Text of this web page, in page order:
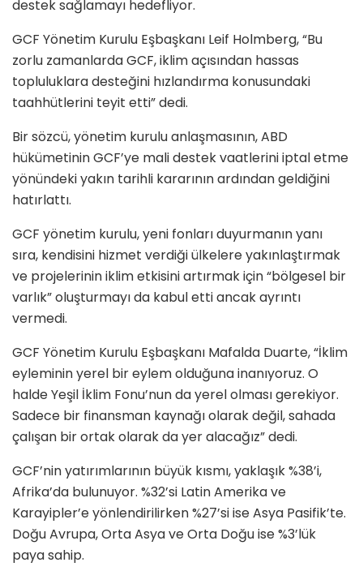
destek sağlamayı hedefliyor.
GCF Yönetim Kurulu Eşbaşkanı Leif Holmberg, “Bu
zorlu zamanlarda GCF, iklim açısından hassas
topluluklara desteğini hızlandırma konusundaki
taahhütlerini teyit etti” dedi.
Bir sözcü, yönetim kurulu anlaşmasının, ABD
hükümetinin GCF’ye mali destek vaatlerini iptal etme
yönündeki yakın tarihli kararının ardından geldiğini
hatırlattı.
GCF yönetim kurulu, yeni fonları duyurmanın yanı
sıra, kendisini hizmet verdiği ülkelere yakınlaştırmak
ve projelerinin iklim etkisini artırmak için “bölgesel bir
varlık” oluşturmayı da kabul etti ancak ayrıntı
vermedi.
GCF Yönetim Kurulu Eşbaşkanı Mafalda Duarte, “İklim
eyleminin yerel bir eylem olduğuna inanıyoruz. O
halde Yeşil İklim Fonu’nun da yerel olması gerekiyor.
Sadece bir finansman kaynağı olarak değil, sahada
çalışan bir ortak olarak da yer alacağız” dedi.
GCF’nin yatırımlarının büyük kısmı, yaklaşık %38’i,
Afrika’da bulunuyor. %32’si Latin Amerika ve
Karayipler’e yönlendirilirken %27’si ise Asya Pasifik’te.
Doğu Avrupa, Orta Asya ve Orta Doğu ise %3’lük
paya sahip.